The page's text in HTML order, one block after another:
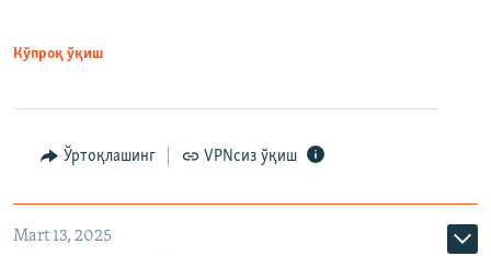
Кўпроқ ўқиш
Ўртоқлашинг VPNсиз ўқиш
Mart 13, 2025